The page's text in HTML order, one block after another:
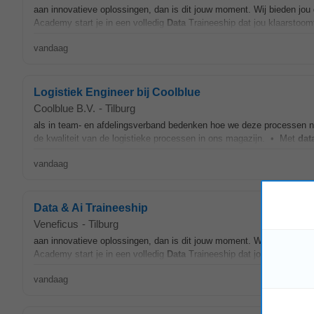
aan innovatieve oplossingen, dan is dit jouw moment. Wij bieden
Academy start je in een volledig Data Traineeship dat jou
vandaag
Logistiek Engineer bij Coolblue
Coolblue B.V. - Tilburg
als in team- en afdelingsverband bedenken hoe we deze processen
de kwaliteit van de logistieke processen in ons magazijn. • Met
vandaag
Data & Ai Traineeship
Veneficus - Tilburg
aan innovatieve oplossingen, dan is dit jouw moment. Wij bieden
Academy start je in een volledig Data Traineeship dat jou
vandaag